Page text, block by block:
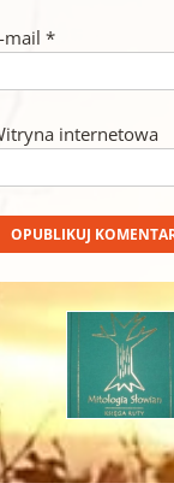
mail*
internetowa